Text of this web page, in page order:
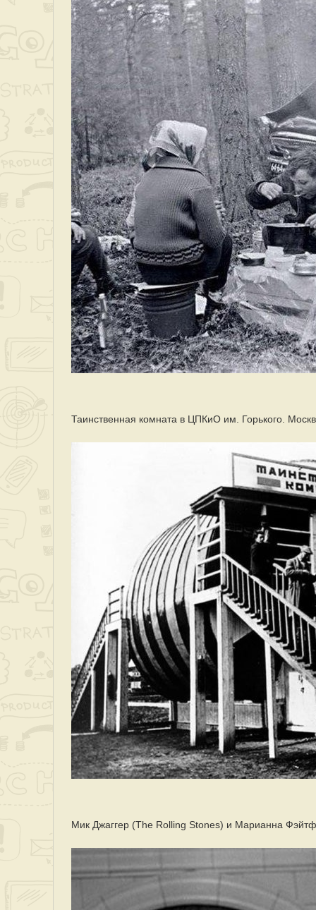
Таинственная комната в ЦПКиО им. Горького.
Мик Джаггер (The Rolling Stones) и Марианна